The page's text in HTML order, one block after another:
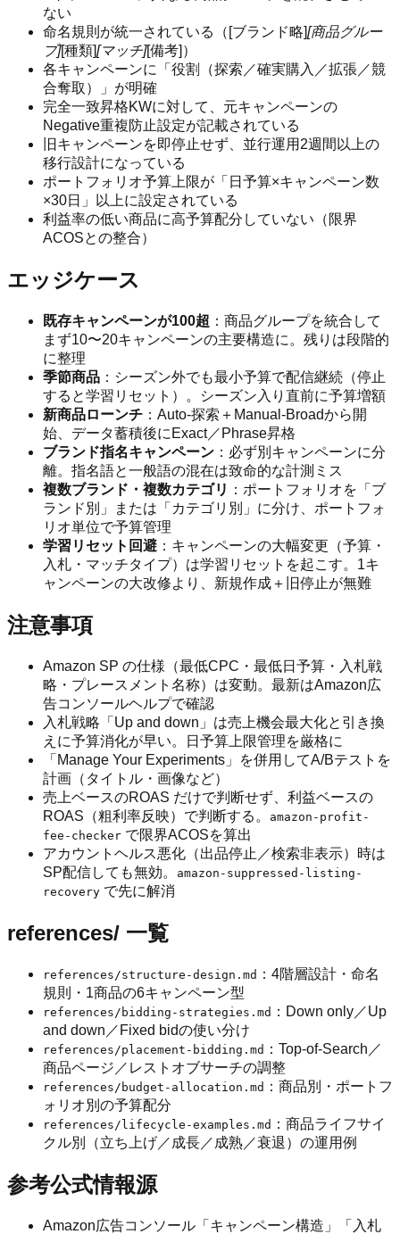
ない
命名規則が統一されている（[ブランド略][商品グルー
プ][種類][マッチ][備考]）
各キャンペーンに「役割（探索／確実購入／拡張／競
合奪取）」が明確
完全一致昇格KWに対して、元キャンペーンの
Negative重複防止設定が記載されている
旧キャンペーンを即停止せず、並行運用2週間以上の
移行設計になっている
ポートフォリオ予算上限が「日予算×キャンペーン数
×30日」以上に設定されている
利益率の低い商品に高予算配分していない（限界
ACOSとの整合）
エッジケース
既存キャンペーンが100超 ：商品グループを統合して
まず10〜20キャンペーンの主要構造に。残りは段階的
に整理
季節商品 ：シーズン外でも最小予算で配信継続（停止
すると学習リセット）。シーズン入り直前に予算増額
新商品ローンチ ：Auto-探索＋Manual-Broadから開
始、データ蓄積後にExact／Phrase昇格
ブランド指名キャンペーン ：必ず別キャンペーンに分
離。指名語と一般語の混在は致命的な計測ミス
複数ブランド・複数カテゴリ ：ポートフォリオを「ブ
ランド別」または「カテゴリ別」に分け、ポートフォ
リオ単位で予算管理
学習リセット回避 ：キャンペーンの大幅変更（予算・
入札・マッチタイプ）は学習リセットを起こす。1キ
ャンペーンの大改修より、新規作成＋旧停止が無難
注意事項
Amazon SP の仕様（最低CPC・最低日予算・入札戦
略・プレースメント名称）は変動。最新はAmazon広
告コンソールヘルプで確認
入札戦略「Up and down」は売上機会最大化と引き換
えに予算消化が早い。日予算上限管理を厳格に
「Manage Your Experiments」を併用してA/Bテストを
計画（タイトル・画像など）
売上ベースのROAS だけで判断せず、利益ベースの
ROAS（粗利率反映）で判断する。
amazon-profit-
fee-checker で限界ACOSを算出
アカウントヘルス悪化（出品停止／検索非表示）時は
SP配信しても無効。
amazon-suppressed-listing-
recovery で先に解消
references/ 一覧
references/structure-design.md ：4階層設計・命名
規則・1商品の6キャンペーン型
references/bidding-strategies.md ：Down only／Up
and down／Fixed bidの使い分け
references/placement-bidding.md ：Top-of-Search／
商品ページ／レストオブサーチの調整
references/budget-allocation.md ：商品別・ポートフ
ォリオ別の予算配分
references/lifecycle-examples.md ：商品ライフサイ
クル別（立ち上げ／成長／成熟／衰退）の運用例
参考公式情報源
Amazon広告コンソール「キャンペーン構造」「入札